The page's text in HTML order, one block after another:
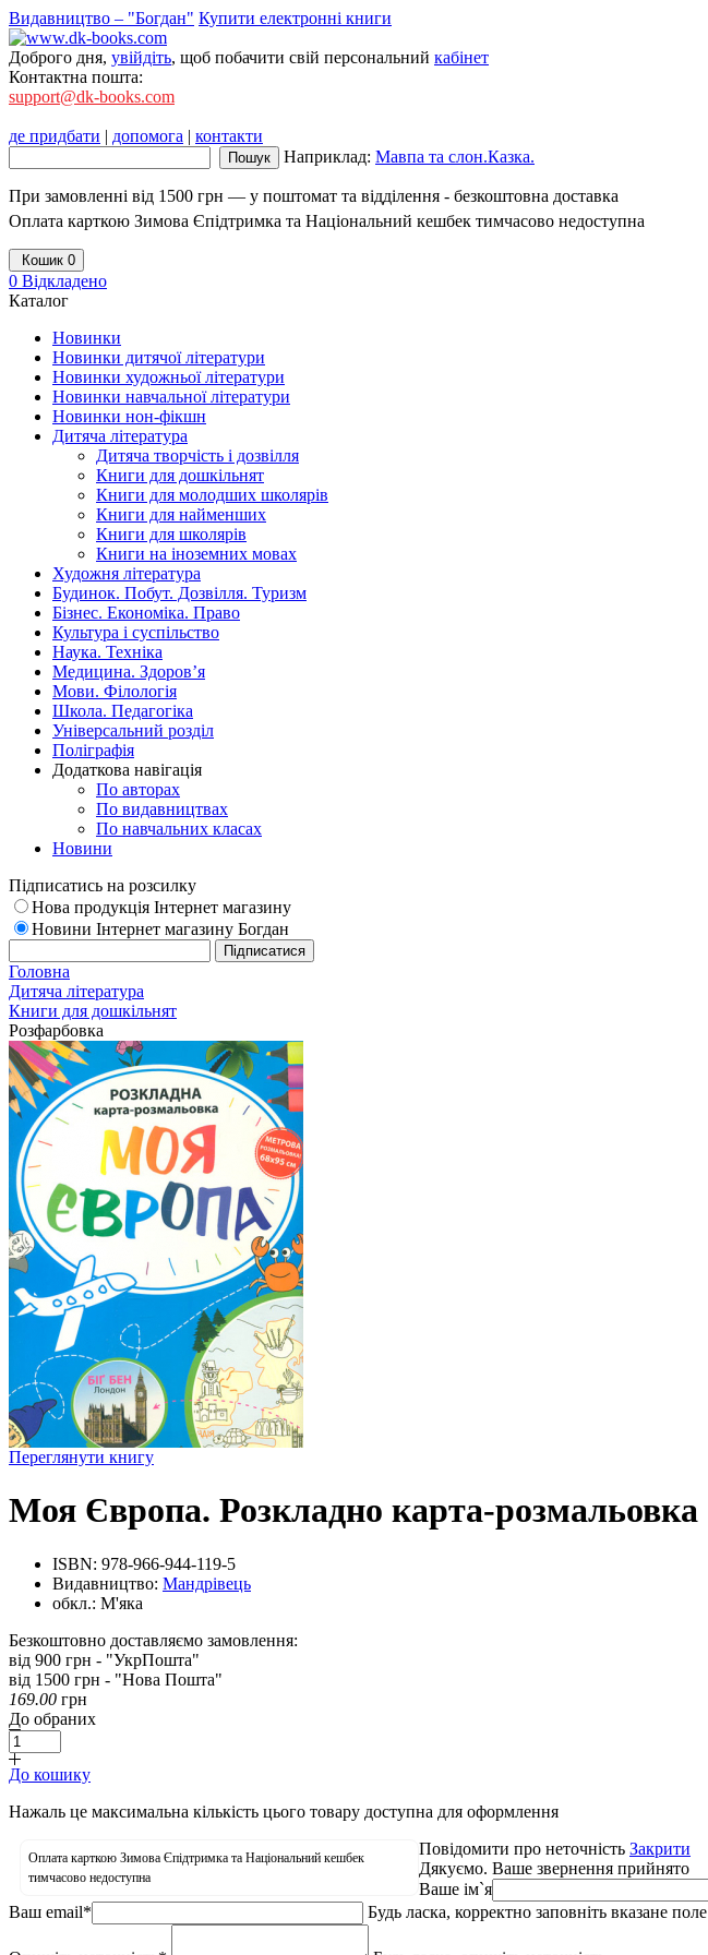
Видавництво – "Богдан" Купити електронні книги
Доброго дня, увійдіть, щоб побачити свій персональний кабінет
Контактна пошта:
support@dk-books.com
де придбати | допомога | контакти
Наприклад: Мавпа та слон.Казка.
При замовленні від 1500 грн — у поштомат та відділення - безкоштовна доставка
Оплата карткою Зимова Єпідтримка та Національний кешбек тимчасово недоступна
Кошик 0
0 Відкладено
Каталог
Новинки
Новинки дитячої літератури
Новинки художньої літератури
Новинки навчальної літератури
Новинки нон-фікшн
Дитяча література
Дитяча творчість і дозвілля
Книги для дошкільнят
Книги для молодших школярів
Книги для найменших
Книги для школярів
Книги на іноземних мовах
Художня література
Будинок. Побут. Дозвілля. Туризм
Бізнес. Економіка. Право
Культура і суспільство
Наука. Техніка
Медицина. Здоров’я
Мови. Філологія
Школа. Педагогіка
Універсальний розділ
Поліграфія
Додаткова навігація
По авторах
По видавництвах
По навчальних класах
Новини
Підписатись на розсилку
Нова продукція Інтернет магазину
Новини Інтернет магазину Богдан
Головна
Дитяча література
Книги для дошкільнят
Розфарбовка
Переглянути книгу
Моя Європа. Розкладно карта-розмальовка
ISBN: 978-966-944-119-5
Видавництво: Мандрівець
обкл.: М'яка
Безкоштовно доставляємо замовлення:
від 900 грн - "УкрПошта"
від 1500 грн - "Нова Пошта"
169.00 грн
До обраних
До кошику
Нажаль це максимальна кількість цього товару доступна для оформлення
Оплата карткою Зимова Єпідтримка та Національний кешбек
тимчасово недоступна
Повідомити про неточність Закрити
Дякуємо. Ваше звернення прийнято
Ваше ім`я
Ваш email* Будь ласка, корректно заповніть вказане поле